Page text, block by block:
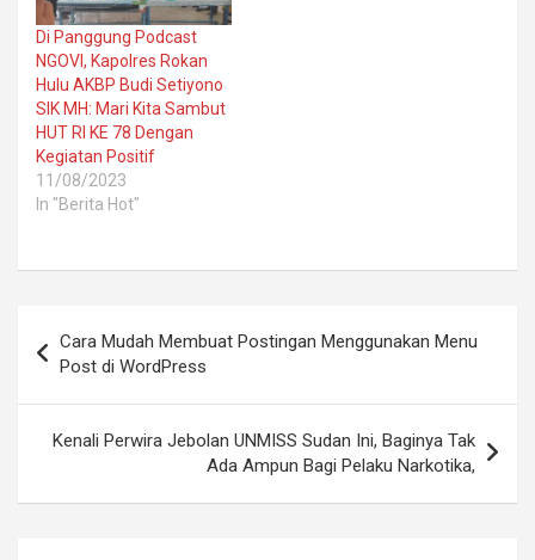
Di Panggung Podcast
NGOVI, Kapolres Rokan
Hulu AKBP Budi Setiyono
SIK MH: Mari Kita Sambut
HUT RI KE 78 Dengan
Kegiatan Positif
11/08/2023
In "Berita Hot"
navigation
Cara Mudah Membuat Postingan Menggunakan Menu
Post di WordPress
Kenali Perwira Jebolan UNMISS Sudan Ini, Baginya Tak
Ada Ampun Bagi Pelaku Narkotika,